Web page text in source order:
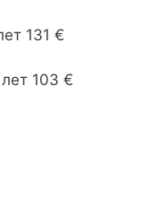
131 €
103 €